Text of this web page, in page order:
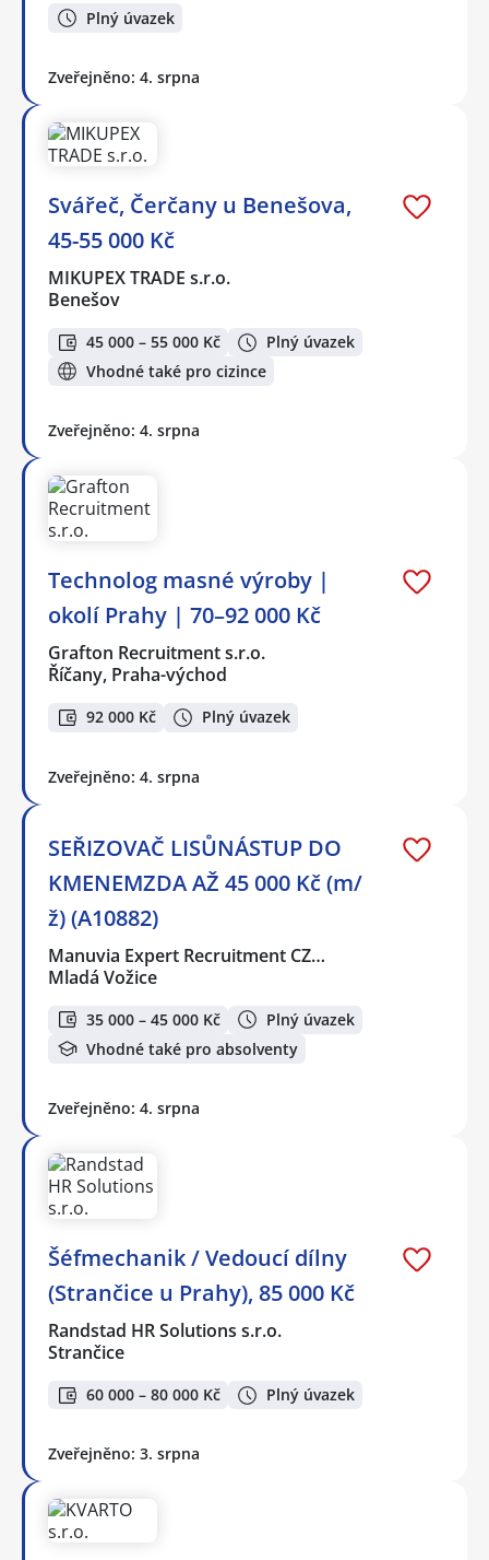
Plný úvazek
Zveřejněno: 4. srpna
Svářeč, Čerčany u Benešova,
45-55 000 Kč
MIKUPEX TRADE s.r.o.
Benešov
45 000 – 55 000 Kč
Plný úvazek
Vhodné také pro cizince
Zveřejněno: 4. srpna
Technolog masné výroby |
okolí Prahy | 70–92 000 Kč
Grafton Recruitment s.r.o.
Říčany, Praha-východ
92 000 Kč Plný úvazek
Zveřejněno: 4. srpna
SEŘIZOVAČ LISŮNÁSTUP DO
KMENEMZDA AŽ 45 000 Kč (m/
ž) (A10882)
Manuvia Expert Recruitment CZ…
Mladá Vožice
35 000 – 45 000 Kč
Plný úvazek
Vhodné také pro absolventy
Zveřejněno: 4. srpna
Šéfmechanik / Vedoucí dílny
(Strančice u Prahy), 85 000 Kč
Randstad HR Solutions s.r.o.
Strančice
60 000 – 80 000 Kč Plný úvazek
Zveřejněno: 3. srpna